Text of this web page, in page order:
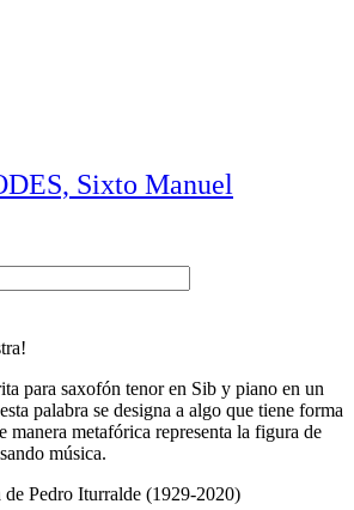
Sixto Manuel
para saxofón tenor en Sib y piano en un
palabra se designa a algo que tiene forma
manera metafórica representa la figura de
música.
Pedro Iturralde (1929-2020)